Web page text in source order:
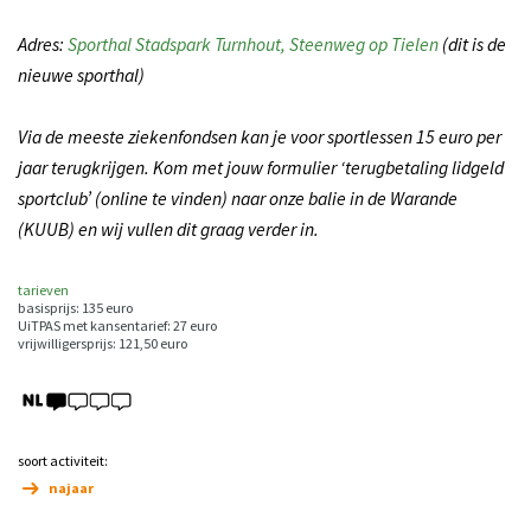
Adres: Sporthal Stadspark Turnhout, Steenweg op Tielen (dit is de
nieuwe sporthal)
Via de meeste ziekenfondsen kan je voor sportlessen 15 euro per
jaar terugkrijgen. Kom met jouw formulier ‘terugbetaling lidgeld
sportclub’ (online te vinden) naar onze balie in de Warande
(KUUB) en wij vullen dit graag verder in.
tarieven
basisprijs: 135 euro
UiTPAS met kansentarief: 27 euro
vrijwilligersprijs: 121,50 euro
soort activiteit:
najaar